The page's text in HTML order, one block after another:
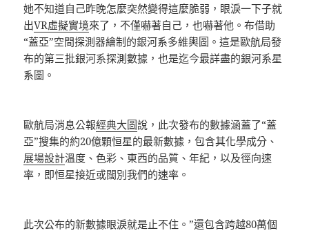
她不知道自己昨晚怎麼突然變得這麼脆弱，眼淚一下子就
出VR虛擬實境來了，不僅嚇著自己，也嚇著他。布借助
“蓋亞”空間探測器繪制的銀河系多維輿圖。這是歐航局發
布的第三批銀河系探測數據，也是迄今最詳盡的銀河系星
系圖。
歐航局消息公報經典大圖說，此次發布的數據涵蓋了“蓋
亞”搜集的約20億顆恒星的最新數據，包含其化學成分、
展場設計溫度、色彩、東西的品質、年紀，以及徑向速
率，即恒星接近或闊別我們的速率。
此次公布的新數據眼淚就是止不住。”還包含跨越80萬個